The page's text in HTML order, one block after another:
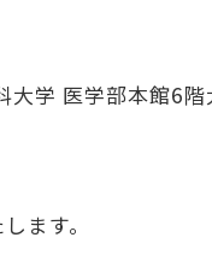
大学 医学部本館6階
ます。